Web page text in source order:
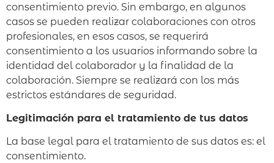
consentimiento previo. Sin embargo, en algunos
casos se pueden realizar colaboraciones con otros
profesionales, en esos casos, se requerirá
consentimiento a los usuarios informando sobre la
identidad del colaborador y la finalidad de la
colaboración. Siempre se realizará con los más
estrictos estándares de seguridad.
Legitimación para el tratamiento de tus datos
La base legal para el tratamiento de sus datos es: el
consentimiento.